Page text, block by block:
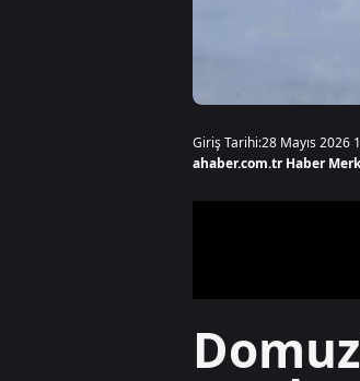
Giriş Tarihi:28 Mayıs 2026
ahaber.com.tr Haber